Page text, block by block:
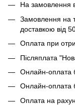
На замовлення
Замовлення на
доставкою від
Оплата при
Післяплата
Онлайн-оплата
Онлайн-оплата
Оплата на